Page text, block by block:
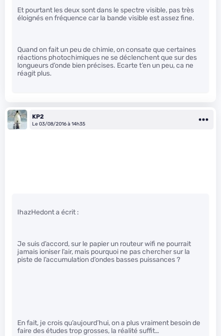
Et pourtant les deux sont dans le spectre visible, pas très
éloignés en fréquence car la bande visible est assez fine.
Quand on fait un peu de chimie, on consate que certaines
réactions photochimiques ne se déclenchent que sur des
longueurs d’onde bien précises. Ecarte t’en un peu, ca ne
réagit plus.
KP2
Le 03/08/2016 à 14h35
IhazHedont a écrit :
Je suis d’accord, sur le papier un routeur wifi ne pourrait
jamais ioniser l’air, mais pourquoi ne pas chercher sur la
piste de l’accumulation d’ondes basses puissances ?
En fait, je crois qu’aujourd’hui, on a plus vraiment besoin de
faire des études trop grosses, la réalité suffit…